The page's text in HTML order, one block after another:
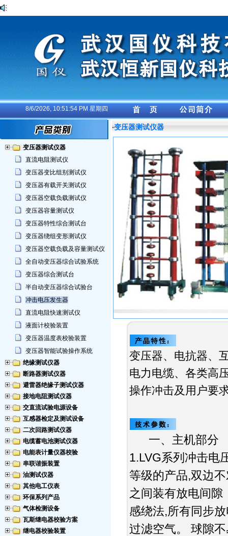
8/6/2026, 10:51:55 PM 星期四
变压器测试仪器
直流电阻测试仪
变压器变比组别测试仪
变压器有载开关测试仪
变压器空载负载测试仪
变压器容量测试仪
变压器特性综合测试台
变压器绕组变形测试仪
变压器空载负载及容量测试仪
全自动变压器综合试验系统
变压器综合测试台
半自动变压器综合试验台
冲击电压发生器
直流电阻快速测试仪
液面计校验装置
变压器温度表校验装置
变压器智能试验操作系统
绝缘测试仪器
断路器测试仪器
避雷器绝缘子测试仪器
接地电阻测试仪器
交直流试验电源设备
互感器检定及测试设备
二次回路测试仪器
电缆蓄电池测试仪器
电能表计量仪器校验
串联谐振装置
油测试仪器
其他电工仪表
环保系列产品
气体检测设备
瓦斯继电器校验方案
继电器校验装置
·变压器测试仪器
变压器、电抗器、
电力电缆、各类高
操作冲击及用户要
一、主机部分
1.LVG系列冲击电
等级的产品,双边
之间装有放电间隙
感绕法,所有同步
过滤空气。
球隙